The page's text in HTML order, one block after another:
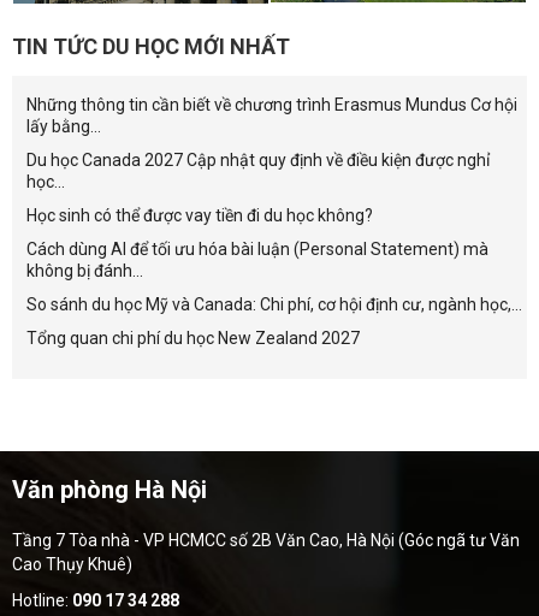
TIN TỨC DU HỌC MỚI NHẤT
Những thông tin cần biết về chương trình Erasmus Mundus Cơ hội
lấy bằng...
Du học Canada 2027 Cập nhật quy định về điều kiện được nghỉ
học...
Học sinh có thể được vay tiền đi du học không?
Cách dùng AI để tối ưu hóa bài luận (Personal Statement) mà
không bị đánh...
So sánh du học Mỹ và Canada: Chi phí, cơ hội định cư, ngành học,...
Tổng quan chi phí du học New Zealand 2027
Văn phòng Hà Nội
Tầng 7 Tòa nhà - VP HCMCC số 2B Văn Cao, Hà Nội (Góc ngã tư Văn
Cao Thụy Khuê)
Hotline: 090 17 34 288